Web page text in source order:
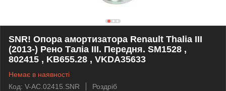
SNR! Опора амортизатора Renault Thalia III
(2013-) Рено Таліа III. Передня. SM1528 ,
802415 , KB655.28 , VKDA35633
Немає в наявності
Код: V-AC.02415.SNR
Роздріб